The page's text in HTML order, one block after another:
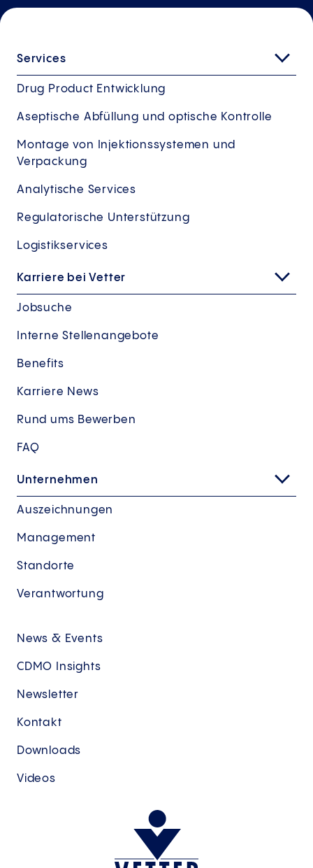
Services
Drug Product Entwicklung
Aseptische Abfüllung und optische Kontrolle
Montage von Injektionssystemen und
Verpackung
Analytische Services
Regulatorische Unterstützung
Logistikservices
Karriere bei Vetter
Jobsuche
Interne Stellenangebote
Benefits
Karriere News
Rund ums Bewerben
FAQ
Unternehmen
Auszeichnungen
Management
Standorte
Verantwortung
News & Events
CDMO Insights
Newsletter
Kontakt
Downloads
Videos